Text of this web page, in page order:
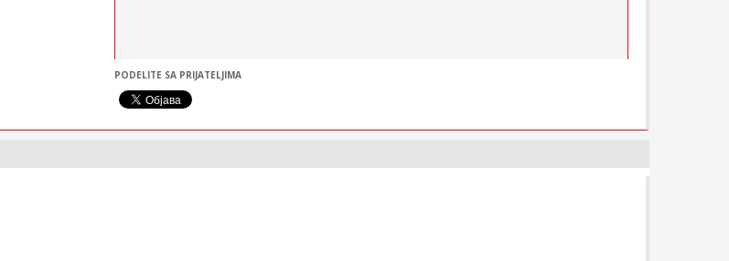
PODELITE SA PRIJATELJIMA